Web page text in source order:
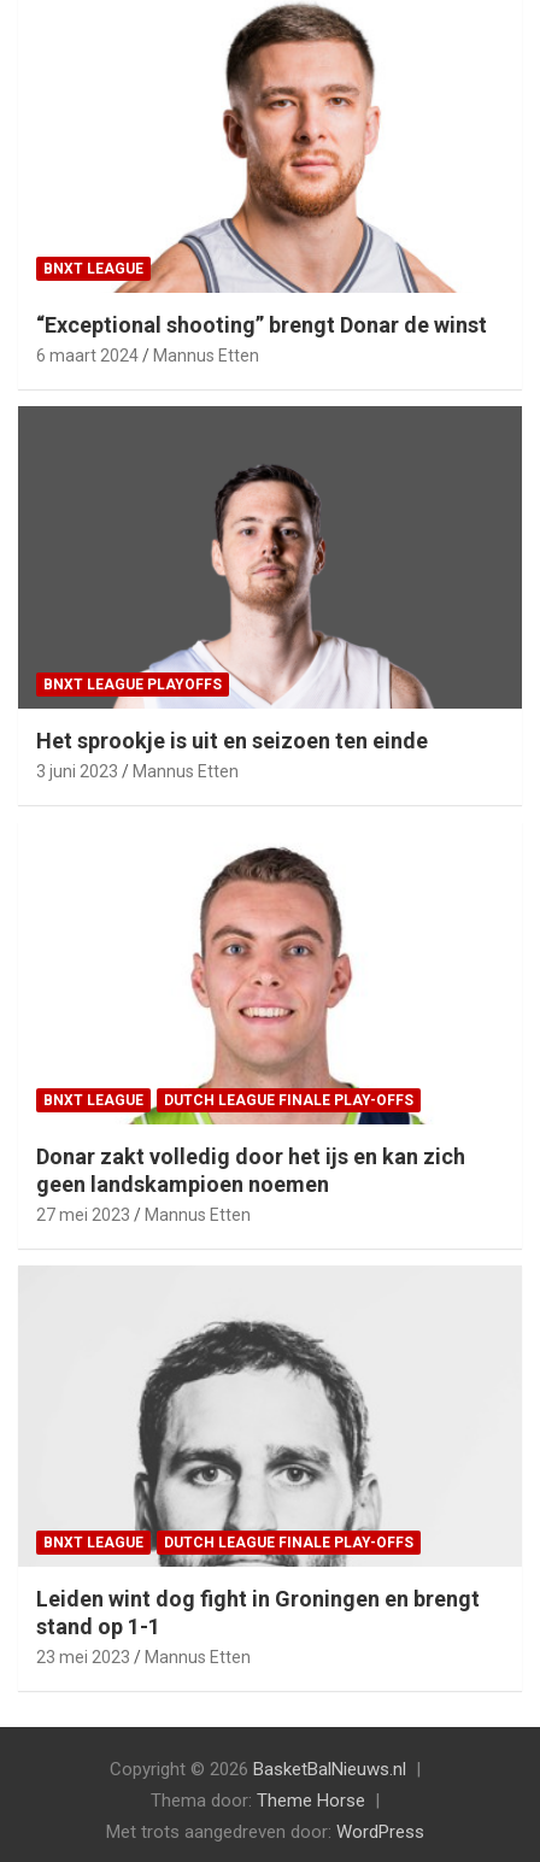
BNXT LEAGUE
“Exceptional shooting” brengt Donar de winst
6 maart 2024 Mannus Etten
BNXT LEAGUE PLAYOFFS
Het sprookje is uit en seizoen ten einde
3 juni 2023 Mannus Etten
BNXT LEAGUE DUTCH LEAGUE FINALE PLAY-OFFS
Donar zakt volledig door het ijs en kan zich
geen landskampioen noemen
27 mei 2023 Mannus Etten
BNXT LEAGUE DUTCH LEAGUE FINALE PLAY-OFFS
Leiden wint dog fight in Groningen en brengt
stand op 1-1
23 mei 2023 Mannus Etten
Copyright © 2026 BasketBalNieuws.nl
Thema door: Theme Horse
Met trots aangedreven door: WordPress